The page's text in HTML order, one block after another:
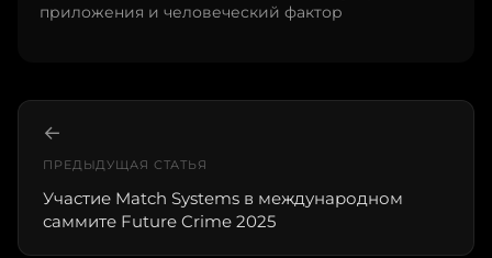
приложения и человеческий фактор
←
ПРЕДЫДУЩАЯ СТАТЬЯ
Участие Match Systems в международном
саммите Future Crime 2025